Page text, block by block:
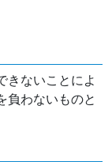
きないことによ
負わないものと